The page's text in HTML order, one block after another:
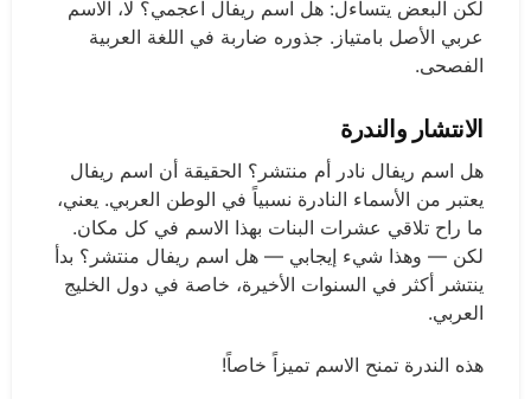
لكن البعض يتساءل: هل اسم ريفال اعجمي؟ لا، الاسم
عربي الأصل بامتياز. جذوره ضاربة في اللغة العربية
الفصحى.
الانتشار والندرة
هل اسم ريفال نادر أم منتشر؟ الحقيقة أن اسم ريفال
يعتبر من الأسماء النادرة نسبياً في الوطن العربي. يعني،
ما راح تلاقي عشرات البنات بهذا الاسم في كل مكان.
لكن — وهذا شيء إيجابي — هل اسم ريفال منتشر؟ بدأ
ينتشر أكثر في السنوات الأخيرة، خاصة في دول الخليج
العربي.
هذه الندرة تمنح الاسم تميزاً خاصاً!